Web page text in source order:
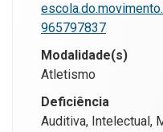
965797837
Modalidade(s)
Atletismo
Deficiência
Auditiva, Intelectual,